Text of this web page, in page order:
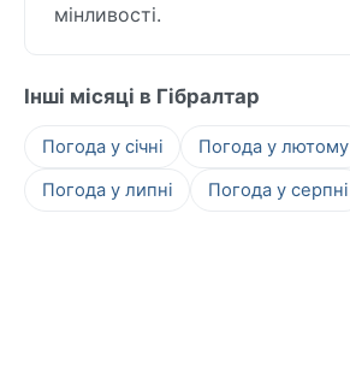
мінливості.
Інші місяці в Гібралтар
Погода у січні Погода у лютому
Погода у липні
Погода у серпні